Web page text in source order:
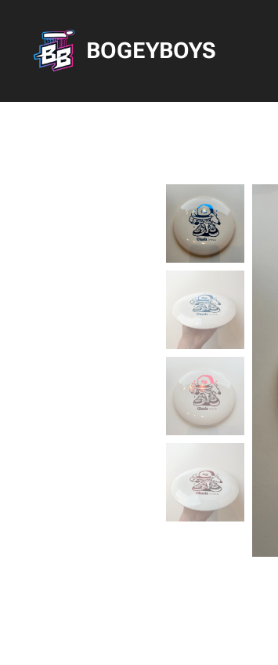
BOGEYBOYS